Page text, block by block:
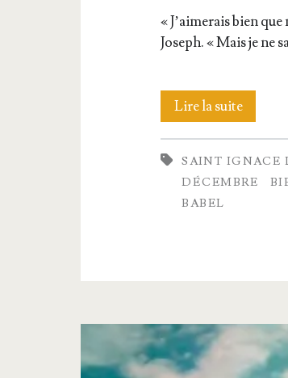
« J’ai­me­rais bien
Joseph. « Mais je ne
Lire la suiteLa
tion
SAINT IGNACE
DÉCEMBRE
BABEL